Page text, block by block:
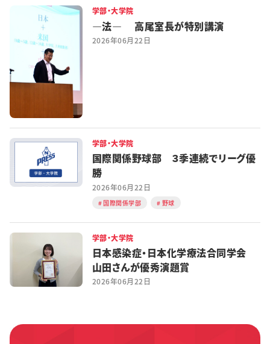
学部・大学院
―法― 高尾室長が特別講演
2026年06月22日
学部・大学院
国際関係野球部 ３季連続でリーグ優
勝
2026年06月22日
国際関係学部 野球
学部・大学院
日本感染症・日本化学療法合同学会
山田さんが優秀演題賞
2026年06月22日